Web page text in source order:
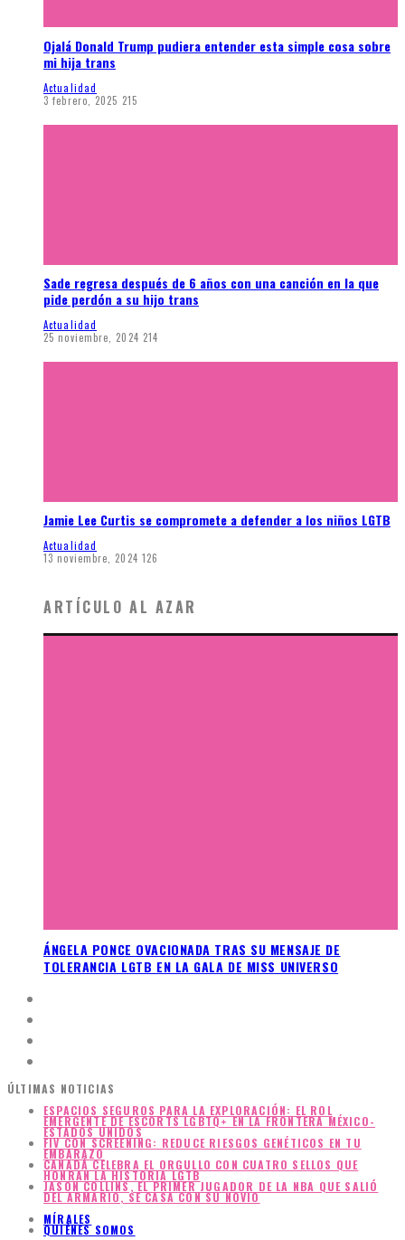
Ojalá Donald Trump pudiera entender esta simple cosa sobre
mi hija trans
Actualidad
3 febrero, 2025 215
Sade regresa después de 6 años con una canción en la que
pide perdón a su hijo trans
Actualidad
25 noviembre, 2024 214
Jamie Lee Curtis se compromete a defender a los niños LGTB
Actualidad
13 noviembre, 2024 126
ARTÍCULO AL AZAR
ÁNGELA PONCE OVACIONADA TRAS SU MENSAJE DE
TOLERANCIA LGTB EN LA GALA DE MISS UNIVERSO
ÚLTIMAS NOTICIAS
ESPACIOS SEGUROS PARA LA EXPLORACIÓN: EL ROL
EMERGENTE DE ESCORTS LGBTQ+ EN LA FRONTERA MÉXICO-
ESTADOS UNIDOS
FIV CON SCREENING: REDUCE RIESGOS GENÉTICOS EN TU
EMBARAZO
CANADÁ CELEBRA EL ORGULLO CON CUATRO SELLOS QUE
HONRAN LA HISTORIA LGTB
JASON COLLINS, EL PRIMER JUGADOR DE LA NBA QUE SALIÓ
DEL ARMARIO, SE CASA CON SU NOVIO
MÍRALES
QUIÉNES SOMOS